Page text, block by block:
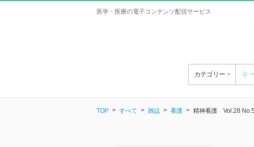
医学・医療の電子コンテンツ配信サービス
カテゴリー
TOP すべて 雑誌 看護 精神看護 Vol.28 No.5